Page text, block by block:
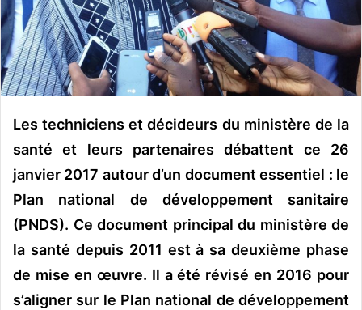
o
u
r
r
i
l
Les techniciens et décideurs du ministère de la
santé et leurs partenaires débattent ce 26
janvier 2017 autour d’un document essentiel : le
Plan national de développement sanitaire
(PNDS). Ce document principal du ministère de
la santé depuis 2011 est à sa deuxième phase
de mise en œuvre. Il a été révisé en 2016 pour
s’aligner sur le Plan national de développement